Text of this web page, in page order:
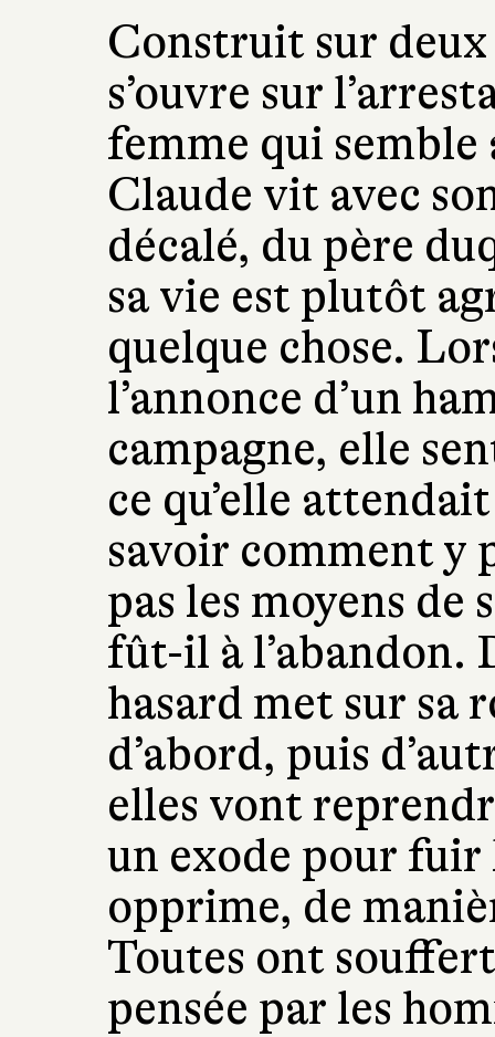
Construit sur
s’ouvre sur
femme qui semble
Claude vit avec
décalé, du père
sa vie est plutôt
quelque chose.
l’annonce d’un
campagne, elle
ce qu’elle
savoir comment y
pas les moyens de
fût-il à l’abandon.
hasard met sur sa
d’abord, puis
elles vont
un exode pour fuir
opprime, de
Toutes ont
pensée par les